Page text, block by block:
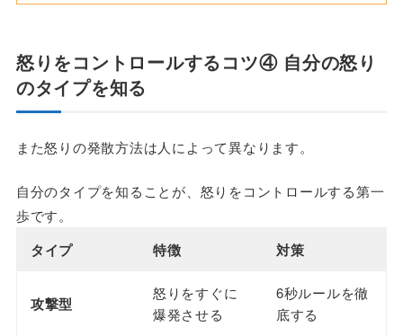
怒りをコントロールする コツ④ 自分の怒り
のタイプを知る
また怒りの発散方法は人によって異なります。
自分のタイプを知ることが、怒りをコントロールする第一
歩です。
タイプ 特徴 対策
攻撃型
怒りをすぐに
爆発させる
6秒ルールを徹
底する